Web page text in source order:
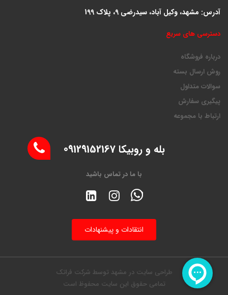
آدرس: مشهد، وکیل آباد، سیدرضی 9، پلاک 199
دسترسی های سریع
درباره فروشگاه
روش ارسال بسته
سوالات متداول
پیگیری سفارش
ارتباط با مجموعه
بله و روبیکا 09129152167
با ما در تماس باشید
انتقادات و پیشنهادات
طراحی سایت در مشهد توسط شرکت فراتک
تمامی حقوق این سایت محفوظ است